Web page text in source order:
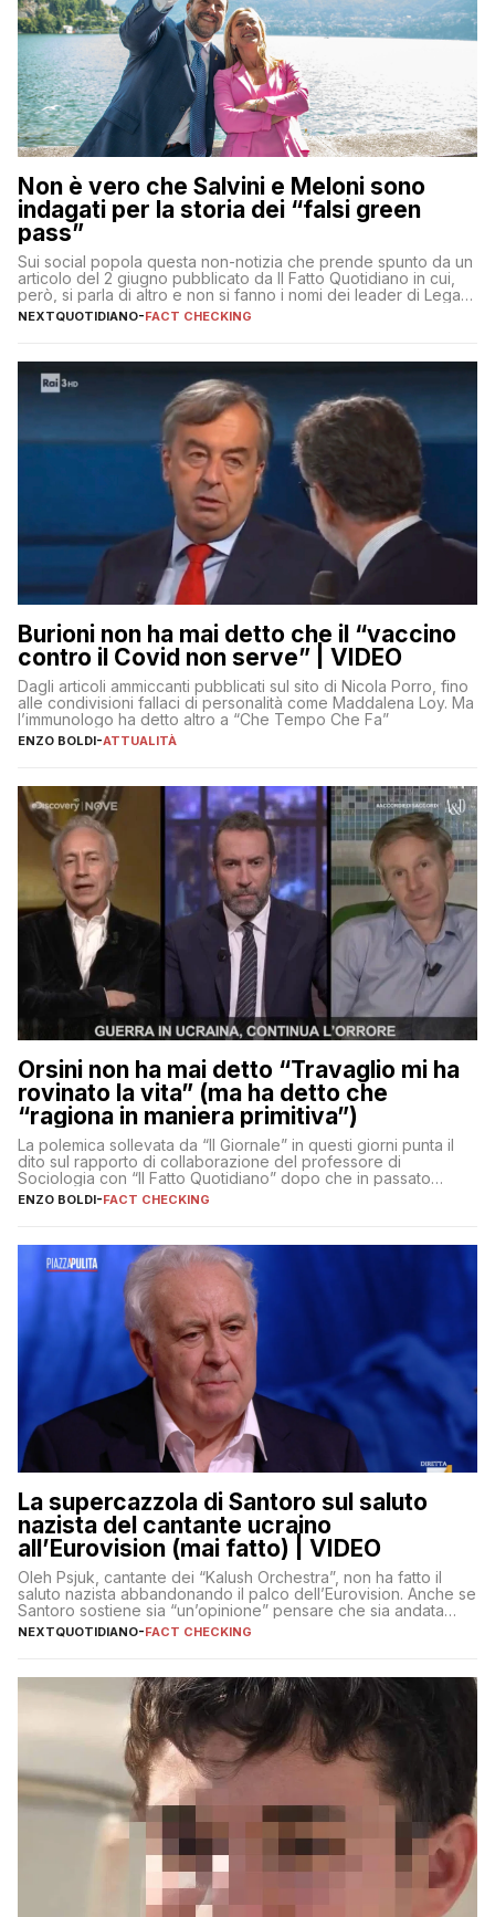
Non è vero che Salvini e Meloni sono
indagati per la storia dei “falsi green
pass”
Sui social popola questa non-notizia che prende spunto da un
articolo del 2 giugno pubblicato da Il Fatto Quotidiano in cui,
però, si parla di altro e non si fanno i nomi dei leader di Lega e
Fratelli d’Italia
NEXTQUOTIDIANO-FACT CHECKING
Burioni non ha mai detto che il “vaccino
contro il Covid non serve” | VIDEO
Dagli articoli ammiccanti pubblicati sul sito di Nicola Porro, fino
alle condivisioni fallaci di personalità come Maddalena Loy. Ma
l’immunologo ha detto altro a “Che Tempo Che Fa”
ENZO BOLDI-ATTUALITÀ
Orsini non ha mai detto “Travaglio mi ha
rovinato la vita” (ma ha detto che
“ragiona in maniera primitiva”)
La polemica sollevata da “Il Giornale” in questi giorni punta il
dito sul rapporto di collaborazione del professore di
Sociologia con “Il Fatto Quotidiano” dopo che in passato
erano volati stracci
ENZO BOLDI-FACT CHECKING
La supercazzola di Santoro sul saluto
nazista del cantante ucraino
all’Eurovision (mai fatto) | VIDEO
Oleh Psjuk, cantante dei “Kalush Orchestra”, non ha fatto il
saluto nazista abbandonando il palco dell’Eurovision. Anche se
Santoro sostiene sia “un’opinione” pensare che sia andata
così
NEXTQUOTIDIANO-FACT CHECKING